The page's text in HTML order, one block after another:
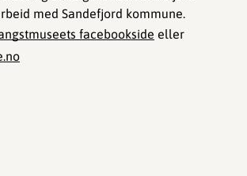
med Sandefjord kommune.
facebookside eller